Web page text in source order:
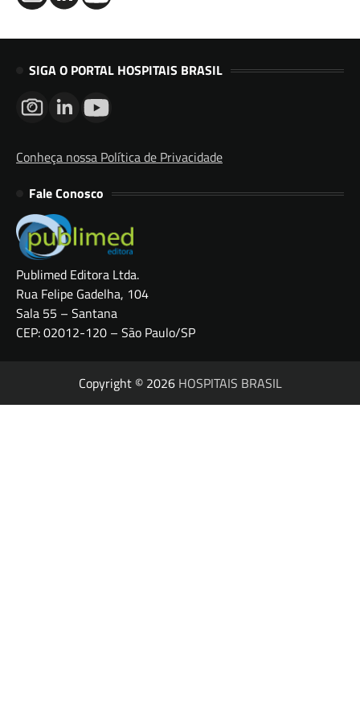
SIGA O PORTAL HOSPITAIS BRASIL
Conheça nossa Política de Privacidade
Fale Conosco
Publimed Editora Ltda.
Rua Felipe Gadelha, 104
Sala 55 – Santana
CEP: 02012-120 – São Paulo/SP
Copyright © 2026 HOSPITAIS BRASIL